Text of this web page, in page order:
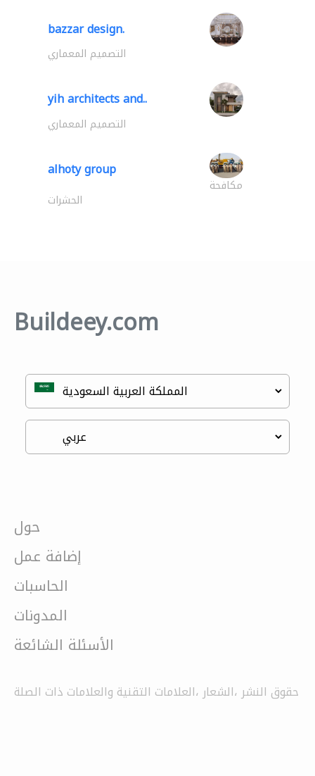
bazzar design.
التصميم المعماري
yih architects and..
التصميم المعماري
alhoty group
مكافحة
الحشرات
Buildeey.com
حول
إضافة عمل
الحاسبات
المدونات
الأسئلة الشائعة
حقوق النشر ،الشعار ،العلامات التقنية والعلامات ذات الصلة